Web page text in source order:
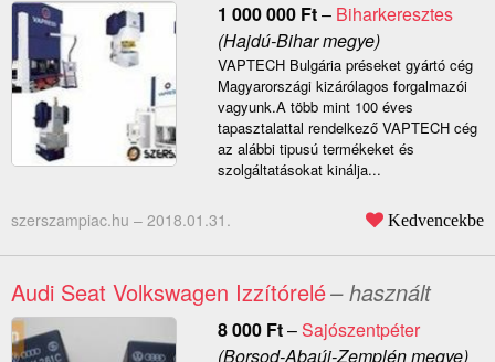
1 000 000 Ft– Biharkeresztes
(Hajdú-Bihar megye)
VAPTECH Bulgária préseket gyártó cég
Magyarországi kizárólagos forgalmazói
vagyunk.A több mint 100 éves
tapasztalattal rendelkező VAPTECH cég
az alábbi tipusú termékeket és
szolgáltatásokat kinálja...
szerszampiac.hu – 2018.01.31. Kedvencekbe
Audi Seat Volkswagen Izzítórelé– használt
8 000 Ft–Sajószentpéter
(Borsod-Abaúj-Zemplén megye)